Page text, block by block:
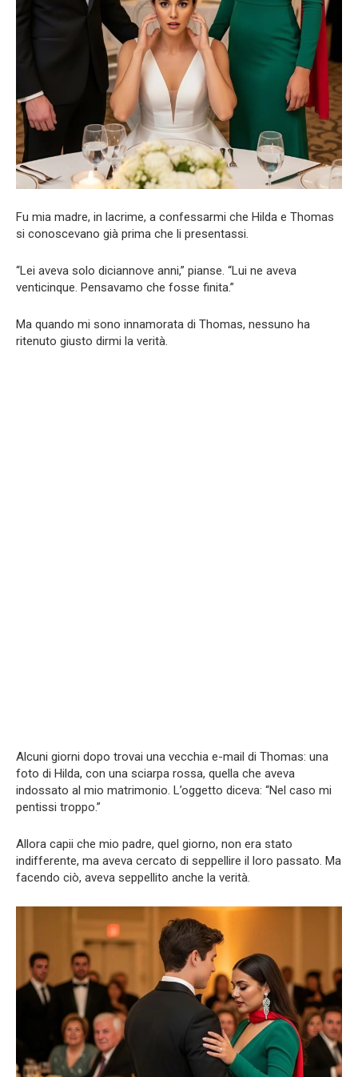
Fu mia madre, in lacrime, a confessarmi che Hilda e Thomas
si conoscevano già prima che li presentassi.
“Lei aveva solo diciannove anni,” pianse. “Lui ne aveva
venticinque. Pensavamo che fosse finita.”
Ma quando mi sono innamorata di Thomas, nessuno ha
ritenuto giusto dirmi la verità.
Alcuni giorni dopo trovai una vecchia e-mail di Thomas: una
foto di Hilda, con una sciarpa rossa, quella che aveva
indossato al mio matrimonio. L’oggetto diceva: “Nel caso mi
pentissi troppo.”
Allora capii che mio padre, quel giorno, non era stato
indifferente, ma aveva cercato di seppellire il loro passato. Ma
facendo ciò, aveva seppellito anche la verità.